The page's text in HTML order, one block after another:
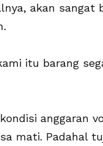
akan sangat
itu barang
anggaran
mati. Padahal